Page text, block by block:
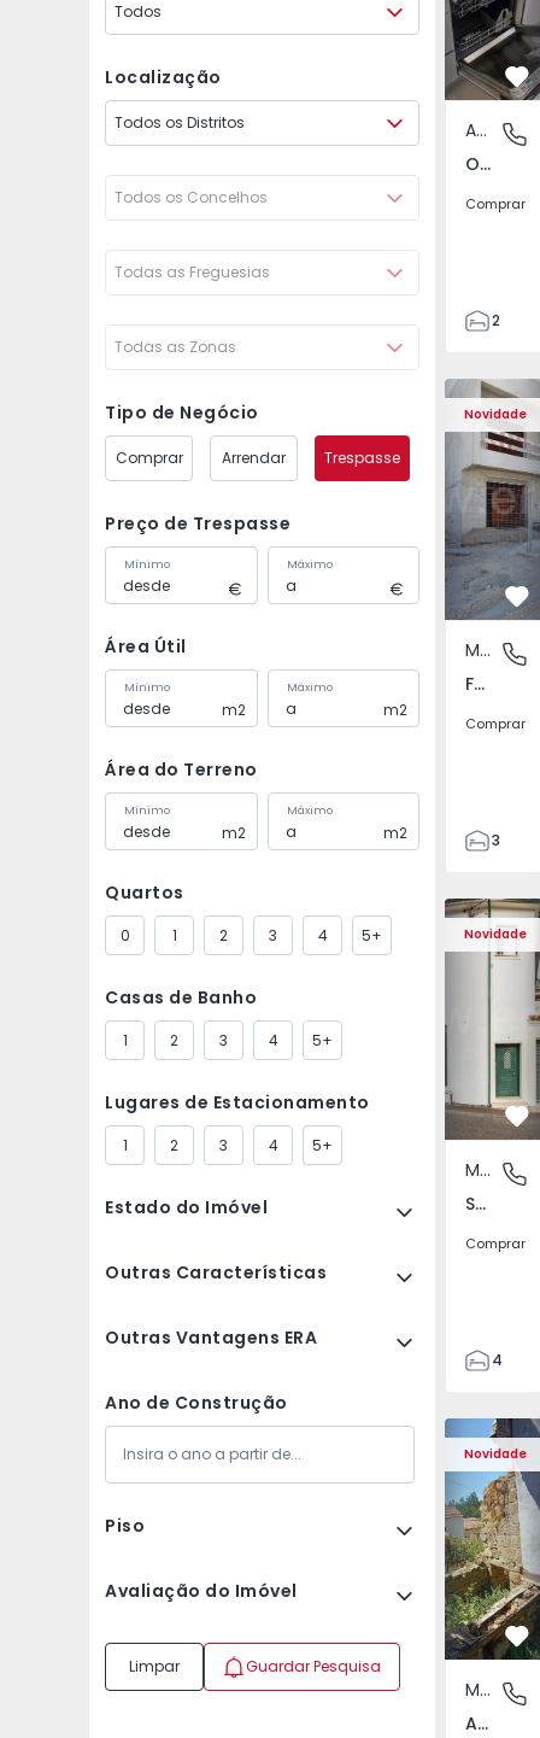
Todos
Localização
Todos os Distritos
Todos os Concelhos
Todas as Freguesias
Todas as Zonas
Tipo de Negócio
Comprar Arrendar Trespasse
Preço de Trespasse
Mínimo Máximo
Área Útil
Mínimo
m2
Máximo
m2
Área do Terreno
Mínimo
m2
Máximo
m2
Quartos
0 1 2 3 4 5+
Casas de Banho
1 2 3 4 5+
Lugares de Estacionamento
1 2 3 4 5+
Estado do Imóvel
Outras Características
Outras Vantagens ERA
Ano de Construção
Piso
Avaliação do Imóvel
Limpar Guardar Pesquisa
Apartamento
Odivelas, Lisboa
Comprar
2
70
82
1
2
Novidade
Moradia Geminada
Moradia
Fernão
Moradia Geminada
Fernão Ferro, Setúbal
Comprar
3
127
127
161
Novidade
Santa
Moradia Geminada
Santa Clara e Castelo Viegas, Coimbra
Comprar
4
150
165
88
1
Novidade
Moradia T2 com
Moradia
Abrunhosa do Mato, Mangualde